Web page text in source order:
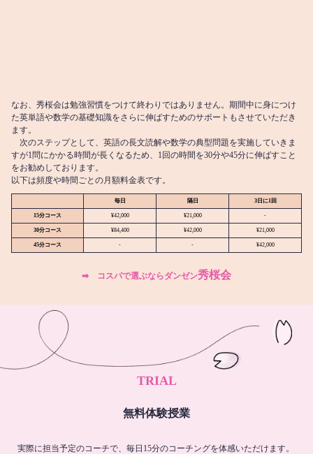
なお、秀桜会は勉強習慣をつけて終わりではありません。期間中に身につけ
た英単語や数学の基礎知識をさらに伸ばすためのサポートもさせていただき
ます。
次のステップとして、英語の長文読解や数学の典型問題を実施していきま
すが1問にかかる時間が長くなるため、1回の時間を30分や45分に伸ばすこと
をお勧めしております。
以下は頻度や時間ごとの月額料金表です。
毎日 隔日 3日に1回
15分コース ¥42,000 ¥21,000 -
30分コース ¥84,400 ¥42,000 ¥21,000
45分コース - - ¥42,000
➡︎ コスパで選ぶならダンゼン秀桜会
TRIAL
無料体験授業
実際に担当予定のコーチで、毎日15分のコーチングを体感いただけます。